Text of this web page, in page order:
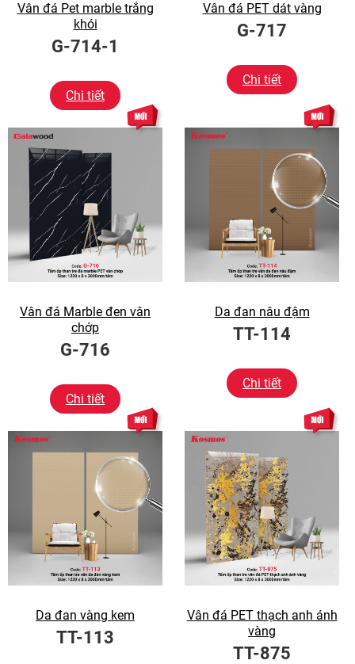
Vân đá Pet marble trắng
khói
G-714-1
Chi tiết
Vân đá PET dát vàng
G-717
Chi tiết
Vân đá Marble đen vân
chớp
G-716
Chi tiết
Da đan nâu đậm
TT-114
Chi tiết
Da đan vàng kem
TT-113
Vân đá PET thạch anh ánh
vàng
TT-875